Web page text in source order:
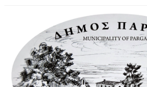
ΙΟΝΙΑ ΝΗΣΙΑ
ΚΑΙ ΕΛΛΑΔΑ
ΥΓΕΙΑ-ΟΜΟΡΦΙΑ